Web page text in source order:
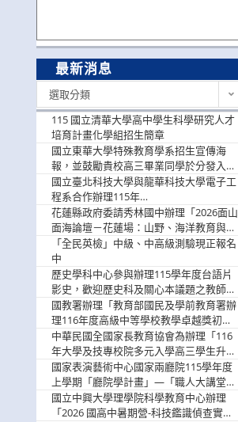
最新消息
選取分類
115 國立清華大學高中學生科學研究人才
培育計畫化學組招生簡章
國立東華大學特殊教育學系招生宣傳海
報，並鼓勵貴校高三畢業同學於分發入學
階段踴躍選填。
國立臺北科技大學與龍華科技大學電子工
程系合作辦理115年
「115.08.10~08.12「AI賦能應用於智慧半
導體研習營」，歡迎學生踴躍報名參加
花蓮縣政府委請秀林國中辦理「2026面山
面海論壇－花蓮場：山野、海洋教育與戶
外安全實務課程」，歡迎踴躍報名參加
「全民英檢」中級、中高級測驗現正報名
中
歷史學科中心參與辦理115學年度台語片
影史，歡迎歷史科及關心本議題之教師踴
躍報名參加
國教署辦理「教育部國民及學前教育署辦
理116年度高級中等學校教學卓越獎初選
實施計畫」，鼓勵教師踴躍報名
中華民國全國家長教育協會為辦理「116
年大學及技專校院多元入學高三學生升學
輔導家長說明會」
國家表演藝術中心國家兩廳院115學年度
上學期「廳院學計畫」—「職人大講堂」
及「一日體驗課程」，鼓勵踴躍報名參
與。
國立中興大學理學院科學教育中心辦理
「2026 國高中暑期營-科技鑑識偵查實戰